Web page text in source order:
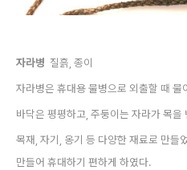
자라병 질흙, 종이
자라병은 휴대용 물병으로 외출할 때 물
바닥은 평평하고, 주둥이는 자라가 목
목재, 자기, 옹기 등 다양한 재료로 만들
만들어 휴대하기 편하게 하였다.